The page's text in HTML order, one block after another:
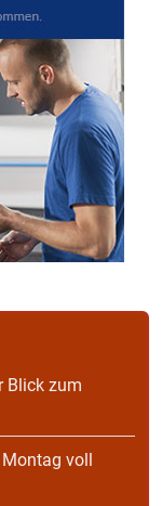
Blick zum
voll